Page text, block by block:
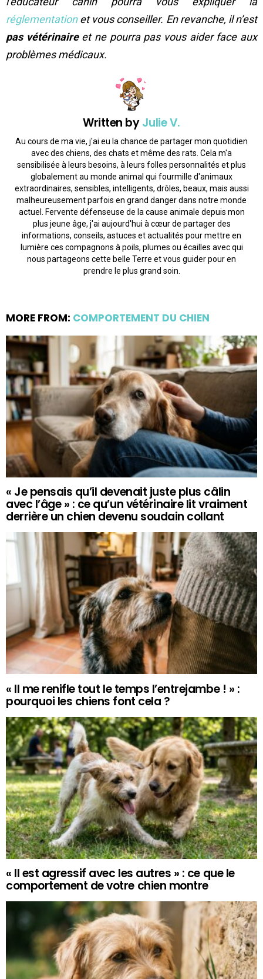
réglementationet vous conseiller. En revanche, il n’est
pas vétérinaireet ne pourra pas vous aider face aux
problèmes médicaux.
Written byJulie V.
Au cours de ma vie, j'ai eu la chance de partager mon quotidien
avec des chiens, des chats et même des rats. Cela m'a
sensibilisée à leurs besoins, à leurs folles personnalités et plus
globalement au monde animal qui fourmille d'animaux
extraordinaires, sensibles, intelligents, drôles, beaux, mais aussi
malheureusement parfois en grand danger dans notre monde
actuel. Fervente défenseuse de la cause animale depuis mon
plus jeune âge, j'ai aujourd'hui à cœur de partager des
informations, conseils, astuces et actualités pour mettre en
lumière ces compagnons à poils, plumes ou écailles avec qui
nous partageons cette belle Terre et vous guider pour en
prendre le plus grand soin.
MORE FROM: COMPORTEMENT DU CHIEN
« Je pensais qu’il devenait juste plus câlin
avec l’âge » : ce qu’un vétérinaire lit vraiment
derrière un chien devenu soudain collant
« Il me renifle tout le temps l’entrejambe ! » :
pourquoi les chiens font cela ?
« Il est agressif avec les autres » : ce que le
comportement de votre chien montre